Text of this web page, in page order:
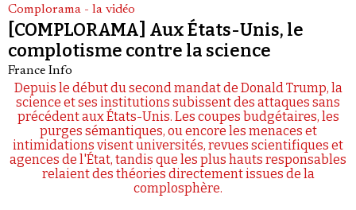
Complorama - la vidéo
[COMPLORAMA] Aux États-Unis, le
complotisme contre la science
France Info
Depuis le début du second mandat de Donald Trump, la
science et ses institutions subissent des attaques sans
précédent aux États-Unis. Les coupes budgétaires, les
purges sémantiques, ou encore les menaces et
intimidations visent universités, revues scientifiques et
agences de l'État, tandis que les plus hauts responsables
relaient des théories directement issues de la
complosphère.